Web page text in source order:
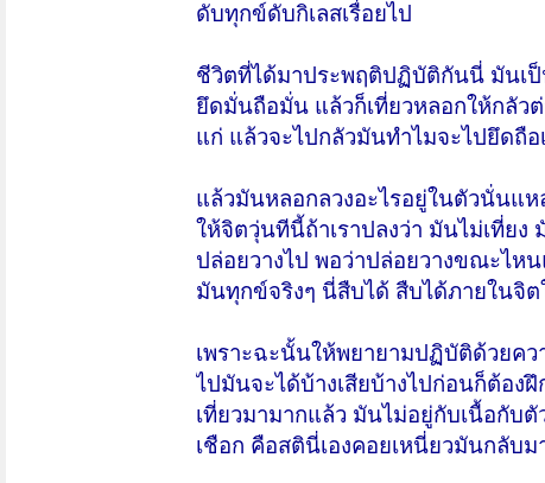
ดับทุกข์ดับกิเลสเรื่อยไป
ชีวิตที่ได้มาประพฤติปฏิบัติกันนี่ มันเป็
ยึดมั่นถือมั่น แล้วก็เที่ยวหลอกให้กลัว
แก่ แล้วจะไปกลัวมันทำไมจะไปยึดถื
แล้วมันหลอกลวงอะไรอยู่ในตัวนั่นแ
ให้จิตวุ่นทีนี้ถ้าเราปลงว่า มันไม่เที่ย
ปล่อยวางไป พอว่าปล่อยวางขณะไห
มันทุกข์จริงๆ นี่สืบได้ สืบได้ภายในจิตใ
เพราะฉะนั้นให้พยายามปฏิบัติด้วยคว
ไปมันจะได้บ้างเสียบ้างไปก่อนก็ต้อง
เที่ยวมามากแล้ว มันไม่อยู่กับเนื้อกับ
เชือก คือสตินี่เองคอยเหนี่ยวมันกลับม